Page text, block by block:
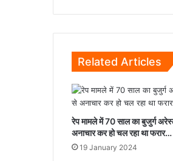
भैया
बोले-
संस्कृति
हमारी
Related Articles
रेप मामले में 70 साल का बुजुर्ग
अनाचार कर हो चल रहा था फरार…
19 January 2024